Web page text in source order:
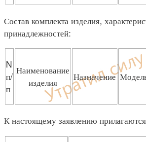
Состав комплекта изделия,
принадлежностей:
N
п/
п
Наименование
изделия
Назначение
К настоящему заявлению